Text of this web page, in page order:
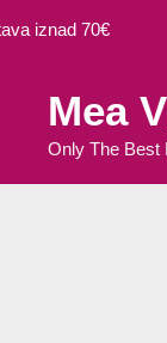
iznad 70€
Mea
Only The Best
3,97 €.
1,19 €.